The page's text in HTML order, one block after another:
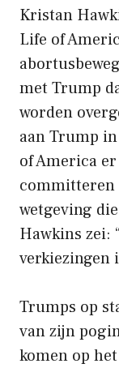
Kristan
Life of
met Trump
worden
aan Trump
of America
committeren
wetgeving
Hawkins zei:
verkiezingen
Trumps op
van zijn
komen op